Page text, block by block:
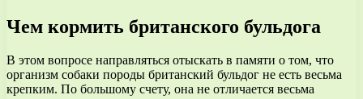
Чем кормить британского бульдога
В этом вопросе направляться отыскать в памяти о том, что
организм собаки породы британский бульдог не есть весьма
крепким. По большому счету, она не отличается весьма